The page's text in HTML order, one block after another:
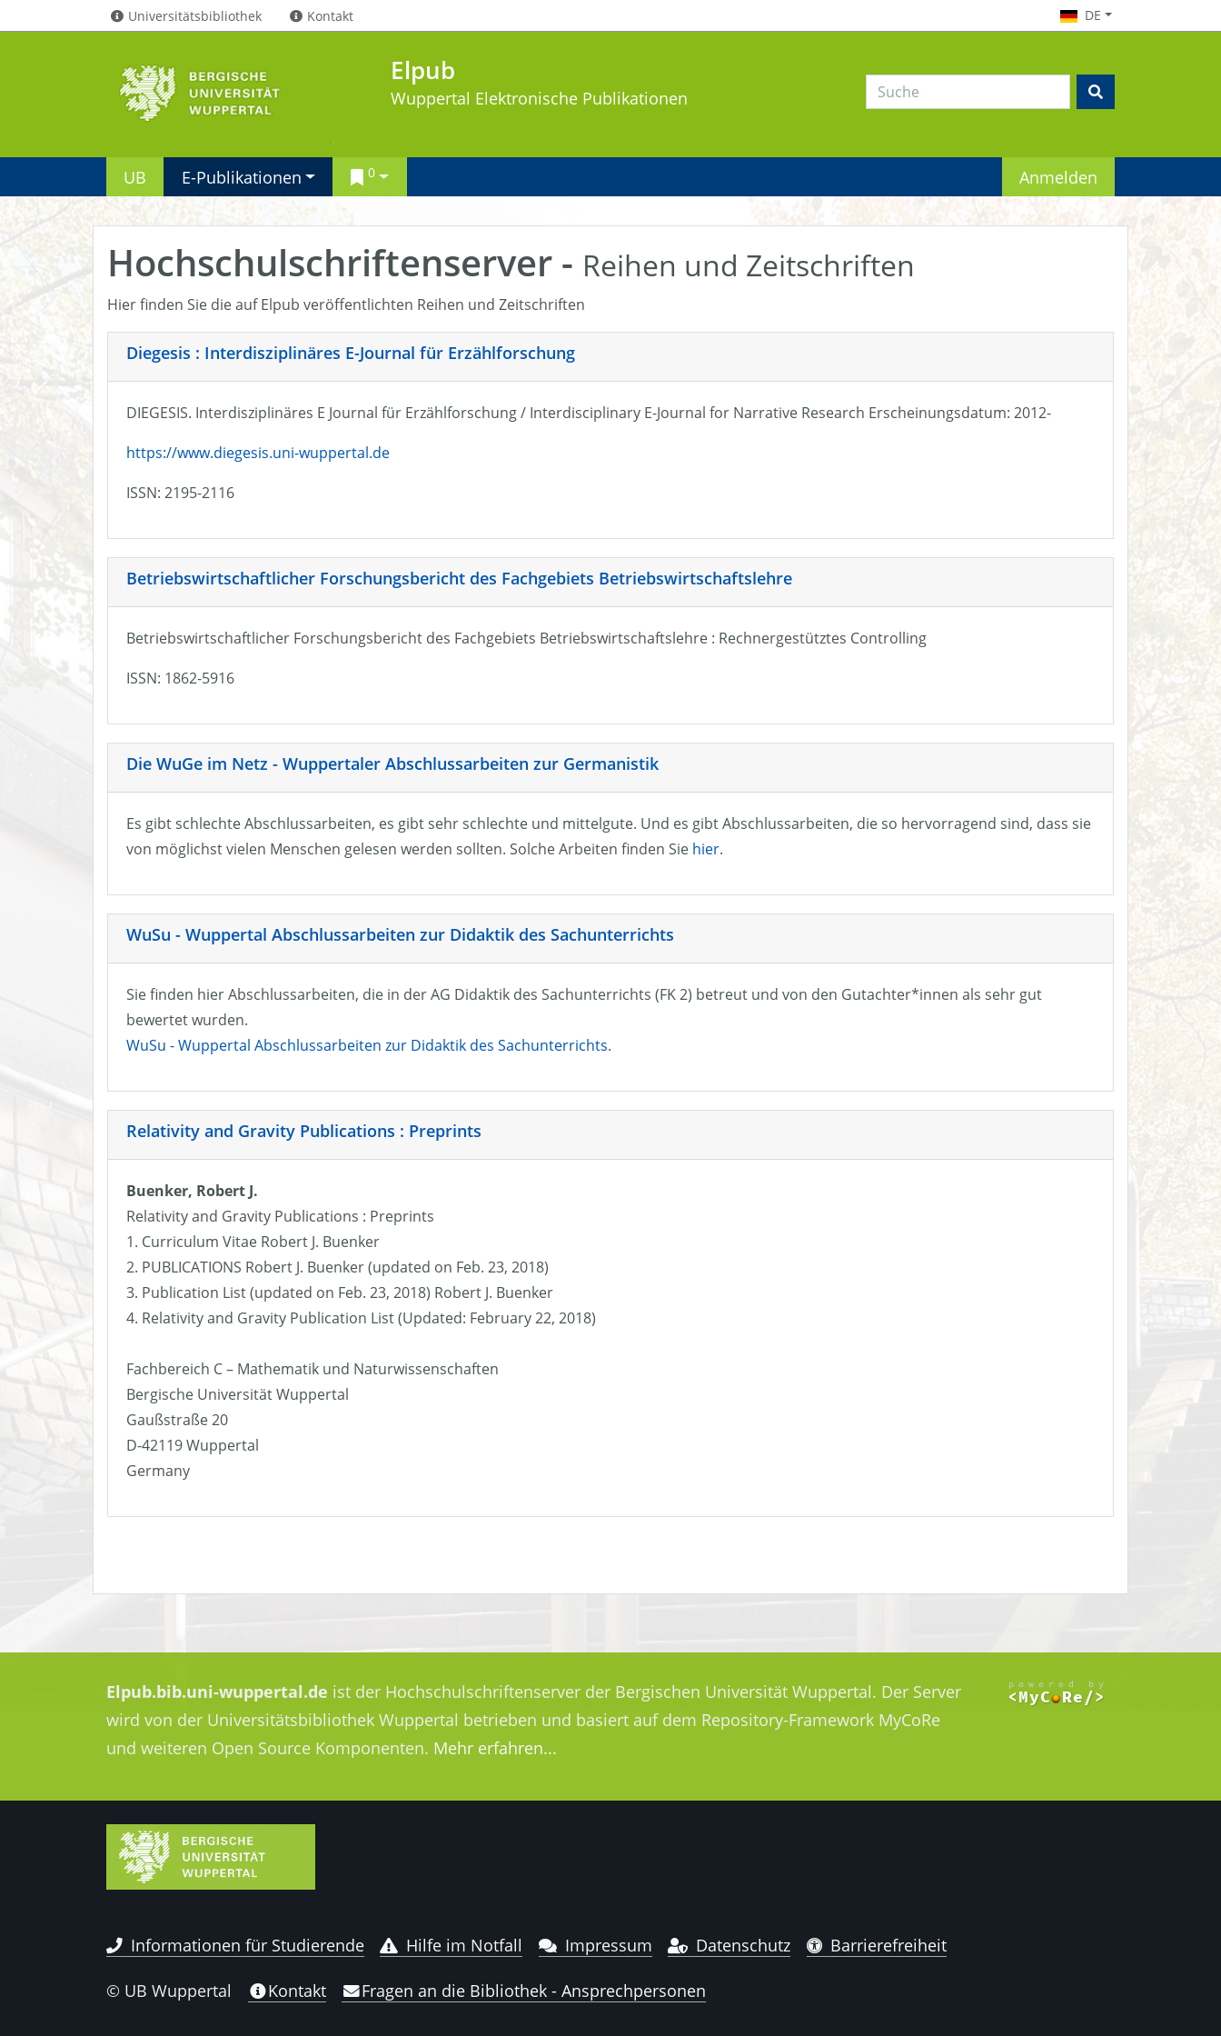
Universitätsbibliothek Kontakt DE
Elpub
Wuppertal Elektronische Publikationen
UB E-Publikationen 0 Anmelden
Hochschulschriftenserver - Reihen und Zeitschriften
Hier finden Sie die auf Elpub veröffentlichten Reihen und Zeitschriften
Diegesis : Interdisziplinäres E-Journal für Erzählforschung
DIEGESIS. Interdisziplinäres E Journal für Erzählforschung / Interdisciplinary E-Journal for Narrative Research Erscheinungsdatum: 2012-
https://www.diegesis.uni-wuppertal.de
ISSN: 2195-2116
Betriebswirtschaftlicher Forschungsbericht des Fachgebiets Betriebswirtschaftslehre
Betriebswirtschaftlicher Forschungsbericht des Fachgebiets Betriebswirtschaftslehre : Rechnergestütztes Controlling
ISSN: 1862-5916
Die WuGe im Netz - Wuppertaler Abschlussarbeiten zur Germanistik
Es gibt schlechte Abschlussarbeiten, es gibt sehr schlechte und mittelgute. Und es gibt Abschlussarbeiten, die so hervorragend sind, dass sie
von möglichst vielen Menschen gelesen werden sollten. Solche Arbeiten finden Sie hier.
WuSu - Wuppertal Abschlussarbeiten zur Didaktik des Sachunterrichts
Sie finden hier Abschlussarbeiten, die in der AG Didaktik des Sachunterrichts (FK 2) betreut und von den Gutachter*innen als sehr gut
bewertet wurden.
WuSu - Wuppertal Abschlussarbeiten zur Didaktik des Sachunterrichts.
Relativity and Gravity Publications : Preprints
Buenker, Robert J.
Relativity and Gravity Publications : Preprints
1. Curriculum Vitae Robert J. Buenker
2. PUBLICATIONS Robert J. Buenker (updated on Feb. 23, 2018)
3. Publication List (updated on Feb. 23, 2018) Robert J. Buenker
4. Relativity and Gravity Publication List (Updated: February 22, 2018)
Fachbereich C – Mathematik und Naturwissenschaften
Bergische Universität Wuppertal
Gaußstraße 20
D-42119 Wuppertal
Germany
Elpub.bib.uni-wuppertal.de ist der Hochschulschriftenserver der Bergischen Universität Wuppertal. Der Server
wird von der Universitätsbibliothek Wuppertal betrieben und basiert auf dem Repository-Framework MyCoRe
und weiteren Open Source Komponenten. Mehr erfahren...
Informationen für Studierende Hilfe im Notfall Impressum Datenschutz Barrierefreiheit
© UB Wuppertal Kontakt Fragen an die Bibliothek - Ansprechpersonen